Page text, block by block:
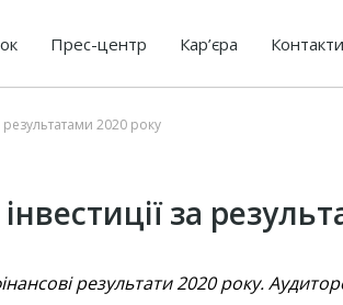
Прес-центр Кар’єра Контакти
2020 року
за
результати 2020 року.